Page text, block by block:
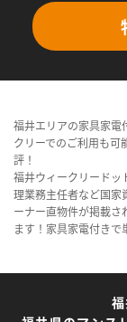
福井エリアの家具家電
クリーでのご利用も可
評！
福井ウィークリードッ
理業務主任者など国家
ーナー直物件が掲載さ
ます！家具家電付きで